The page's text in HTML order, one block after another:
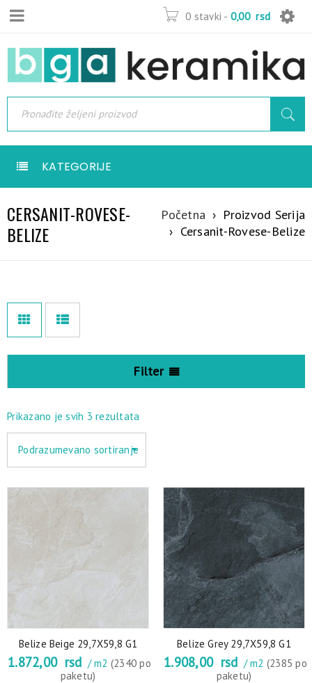
0 stavki - 0,00 rsd
KATEGORIJE
CERSANIT-ROVESE-
BELIZE
Početna › Proizvod Serija
› Cersanit-Rovese-Belize
Filter
Prikazano je svih 3 rezultata
Podrazumevano sortiranje
Belize Beige 29,7X59,8 G1
1.872,00 rsd / m2 (2340 po
paketu)
Belize Grey 29,7X59,8 G1
1.908,00 rsd / m2 (2385 po
paketu)